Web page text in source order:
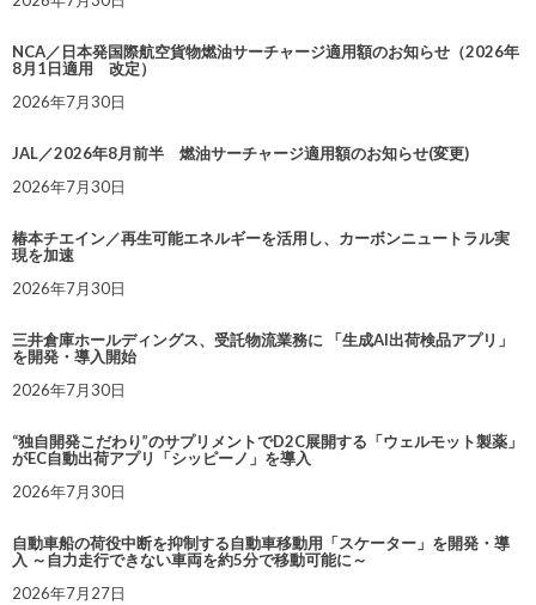
NCA／日本発国際航空貨物燃油サーチャージ適用額のお知らせ（2026年
8月1日適用 改定）
2026年7月30日
JAL／2026年8月前半 燃油サーチャージ適用額のお知らせ(変更)
2026年7月30日
椿本チエイン／再生可能エネルギーを活用し、カーボンニュートラル実
現を加速
2026年7月30日
三井倉庫ホールディングス、受託物流業務に 「生成AI出荷検品アプリ」
を開発・導入開始
2026年7月30日
“独自開発こだわり”のサプリメントでD2C展開する「ウェルモット製薬」
がEC自動出荷アプリ「シッピーノ」を導入
2026年7月30日
自動車船の荷役中断を抑制する自動車移動用「スケーター」を開発・導
入 ～自力走行できない車両を約5分で移動可能に～
2026年7月27日